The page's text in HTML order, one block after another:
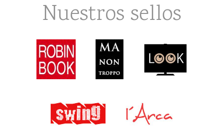
Nuestros sellos